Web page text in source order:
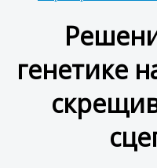
генетике